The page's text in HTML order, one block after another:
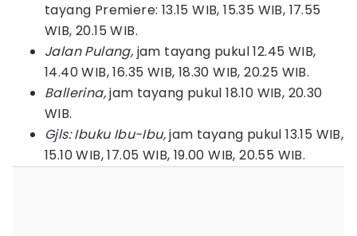
tayang Premiere: 13.15 WIB, 15.35 WIB, 17.55
WIB, 20.15 WIB.
Jalan Pulang, jam tayang pukul 12.45 WIB,
14.40 WIB, 16.35 WIB, 18.30 WIB, 20.25 WIB.
Ballerina,jam tayang pukul 18.10 WIB, 20.30
WIB.
Gjls: Ibuku Ibu-Ibu,jam tayang pukul 13.15 WIB,
15.10 WIB, 17.05 WIB, 19.00 WIB, 20.55 WIB.